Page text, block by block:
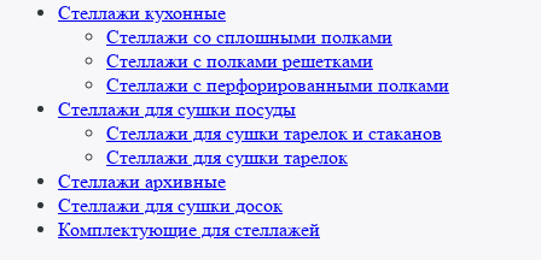
Стеллажи кухонные
Стеллажи со сплошными полками
Стеллажи с полками решетками
Стеллажи с перфорированными полками
Стеллажи для сушки посуды
Стеллажи для сушки тарелок и стаканов
Стеллажи для сушки тарелок
Стеллажи архивные
Стеллажи для сушки досок
Комплектующие для стеллажей